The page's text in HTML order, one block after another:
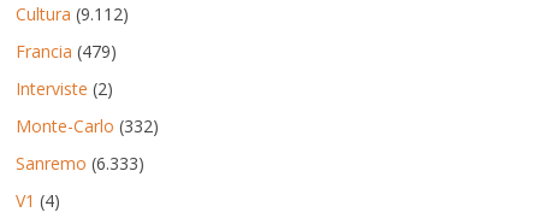
Cultura (9.112)
Francia (479)
Interviste (2)
Monte-Carlo (332)
Sanremo (6.333)
V1 (4)